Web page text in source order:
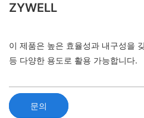
ZYWELL
이 제품은 높은 효율성과 내구성을
등 다양한 용도로 활용 가능합니다.
문의